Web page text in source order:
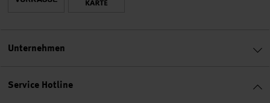
Service Hotline
Unternehmen